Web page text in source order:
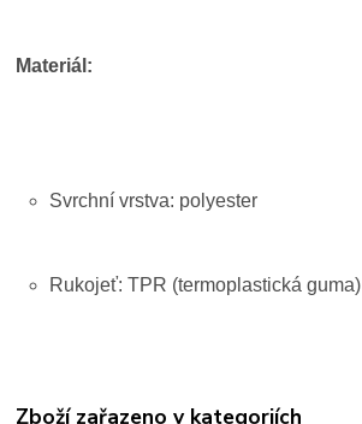
Materiál:
Svrchní vrstva: polyester
Rukojeť: TPR (termoplastická guma)
Zboží zařazeno v kategoriích